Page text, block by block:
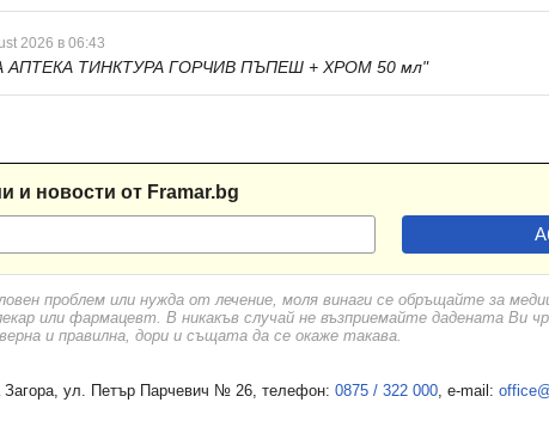
2026 в 06:43
АПТЕКА ТИНКТУРА ГОРЧИВ ПЪПЕШ + ХРОМ 50 мл"
и новости от Framar.bg
проблем или нужда от лечение, моля винаги се обръщайте за
или фармацевт. В никакъв случай не възприемайте дадената Ви
и правилна, дори и същата да се окаже такава.
ул. Петър Парчевич № 26, телефон: 0875 / 322 000, e-mail: